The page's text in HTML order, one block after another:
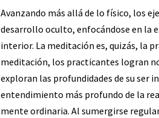
Avanzando más allá de lo físico, los
desarrollo oculto, enfocándose en la
interior. La meditación es, quizás, la
meditación, los practicantes logran
exploran las profundidades de su ser
entendimiento más profundo de la
mente ordinaria. Al sumergirse